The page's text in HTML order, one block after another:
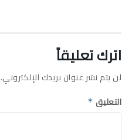
اترك تعليقاً
لن يتم نشر عنوان بريدك الإلكتروني.
التعليق *